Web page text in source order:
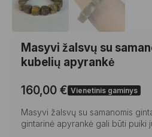
Masyvi žalsvų su
kubelių apyrankė
160,00 € Vienetinis gaminys
Masyvi žalsvų su samanomis
gintarinė apyrankė gali būti puiki